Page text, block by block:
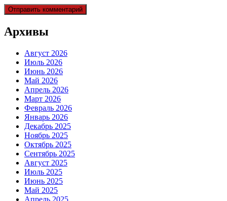
Архивы
Август 2026
Июль 2026
Июнь 2026
Май 2026
Апрель 2026
Март 2026
Февраль 2026
Январь 2026
Декабрь 2025
Ноябрь 2025
Октябрь 2025
Сентябрь 2025
Август 2025
Июль 2025
Июнь 2025
Май 2025
Апрель 2025